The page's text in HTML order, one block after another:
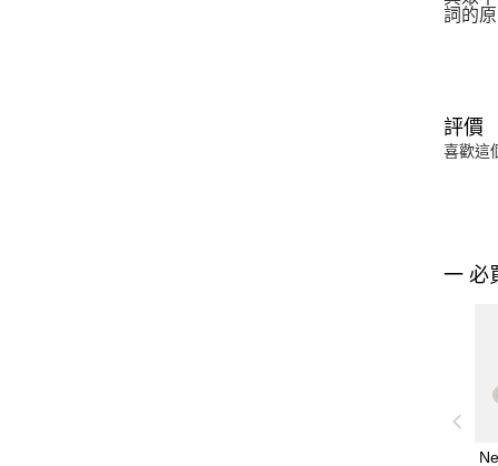
詞的
評價
喜歡這
一 必